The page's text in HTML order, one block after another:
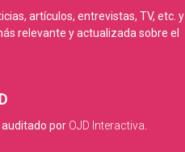
artículos, entrevistas, TV, etc. y
relevante y actualizada sobre el
auditado por OJD Interactiva